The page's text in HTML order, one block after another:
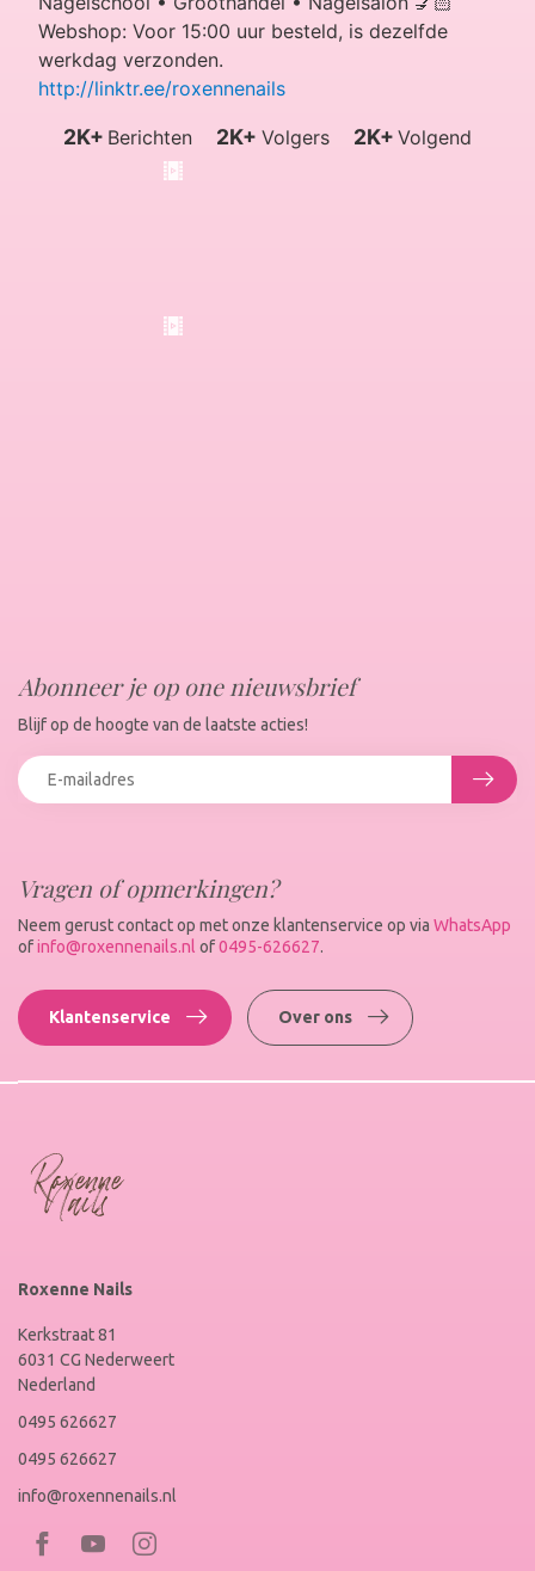
Vragen of opmerkingen?
Neem gerust contact op met onze klantenservice op via WhatsApp
ofinfo@roxennenails.nl of0495-626627.
Klantenservice Over ons
Abonneer je op one nieuwsbrief
Blijf op de hoogte van de laatste acties!
Roxenne Nails
Kerkstraat 81
6031 CG Nederweert
Nederland
0495 626627
0495 626627
info@roxennenails.nl
Bezoek